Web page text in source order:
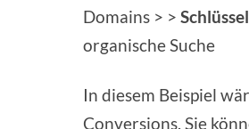
Domains > >
organische Suche
In diesem Beispiel
Conversions. Sie